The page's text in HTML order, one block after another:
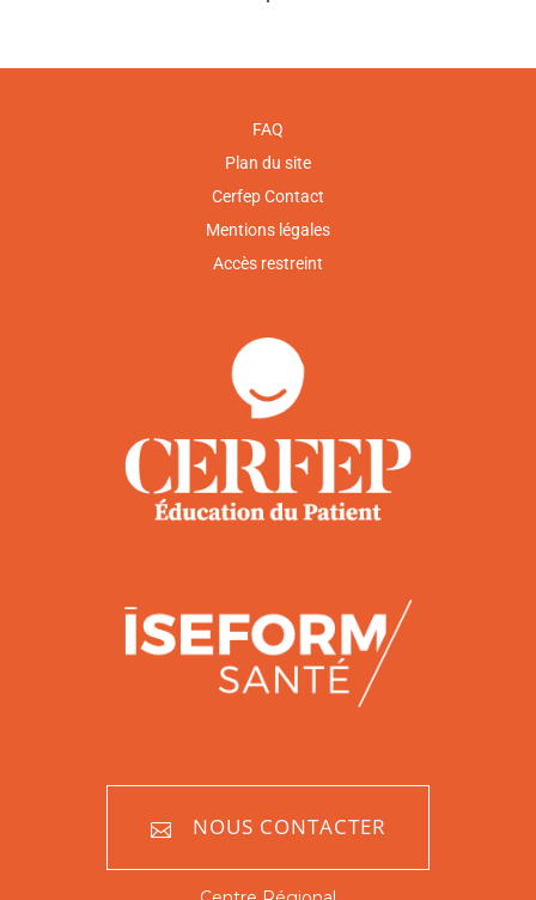
FAQ
Plan du site
Cerfep Contact
Mentions légales
Accès restreint
NOUS CONTACTER